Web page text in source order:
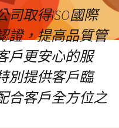
司取得ISO國際
證，提高品質管
戶更安心的服
別提供客戶臨
合客戶全方位之